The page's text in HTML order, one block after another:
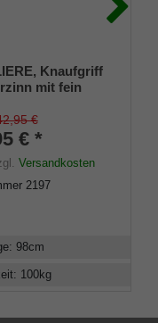
Knaufgriff
mit fein
aus
inklusiv
€
€ *
Versandkosten
2197
:98cm
: 100kg